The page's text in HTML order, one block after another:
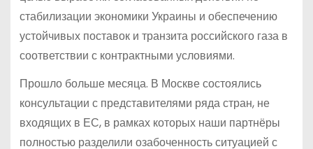
стабилизации экономики Украины и обеспечению
устойчивых поставок и транзита российского газа в
соответствии с контрактными условиями.
Прошло больше месяца. В Москве состоялись
консультации с представителями ряда стран, не
входящих в ЕС, в рамках которых наши партнёры
полностью разделили озабоченность ситуацией с